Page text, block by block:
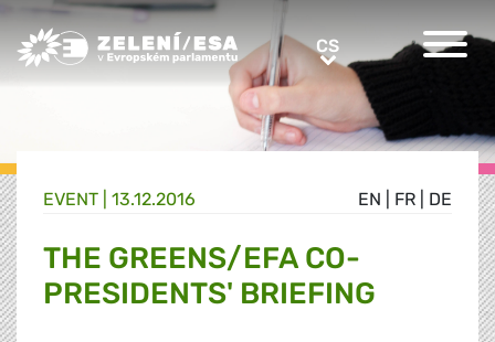
Greens/EFA Home CSCS
EN FR DE
EVENT | 13.12.2016
THE GREENS/EFA CO-
PRESIDENTS' BRIEFING